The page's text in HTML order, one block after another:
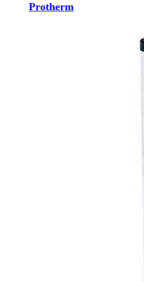
Protherm